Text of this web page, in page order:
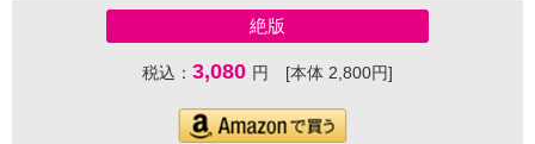
絶版
税込： 3,080 円 [本体 2,800円]